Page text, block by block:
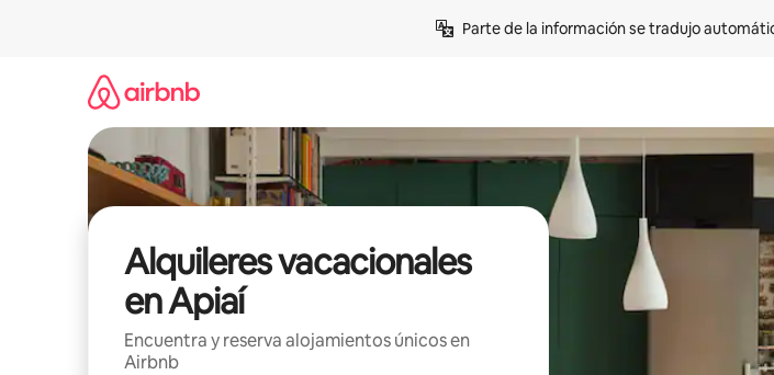
Parte de la información se tradujo
Alquileres vacacionales
en Apiaí
Encuentra y reserva alojamientos únicos en
Airbnb